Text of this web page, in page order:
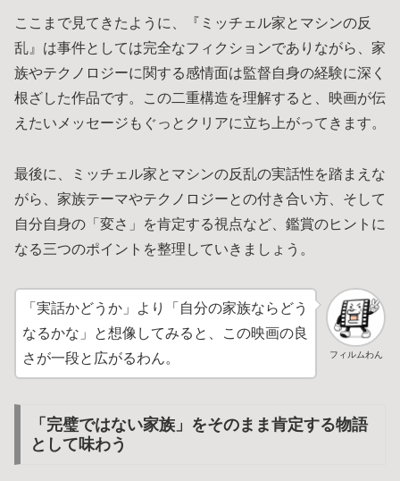
ここまで見てきたように、『ミッチェル家とマシンの反
乱』は事件としては完全なフィクションでありながら、家
族やテクノロジーに関する感情面は監督自身の経験に深く
根ざした作品です。この二重構造を理解すると、映画が伝
えたいメッセージもぐっとクリアに立ち上がってきます。
最後に、ミッチェル家とマシンの反乱の実話性を踏まえな
がら、家族テーマやテクノロジーとの付き合い方、そして
自分自身の「変さ」を肯定する視点など、鑑賞のヒントに
なる三つのポイントを整理していきましょう。
フィルムわん
「実話かどうか」より「自分の家族ならどう
なるかな」と想像してみると、この映画の良
さが一段と広がるわん。
「完璧ではない家族」をそのまま肯定する物語
として味わう